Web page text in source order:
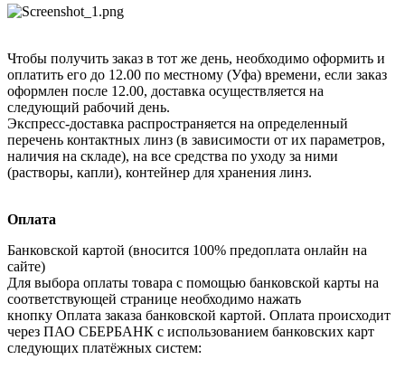
Чтобы получить заказ в тот же день, необходимо оформить и
оплатить его до 12.00 по местному (Уфа) времени, если заказ
оформлен после 12.00, доставка осуществляется на
следующий рабочий день.
Экспресс-доставка распространяется на определенный
перечень контактных линз (в зависимости от их параметров,
наличия на складе), на все средства по уходу за ними
(растворы, капли), контейнер для хранения линз.
Оплата
Банковской картой (вносится 100% предоплата онлайн на
сайте)
Для выбора оплаты товара с помощью банковской карты на
соответствующей странице необходимо нажать
кнопку Оплата заказа банковской картой. Оплата происходит
через ПАО СБЕРБАНК с использованием банковских карт
следующих платёжных систем: